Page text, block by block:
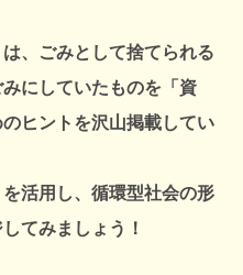
、ごみとして捨てられる
にしていたものを「資
ヒントを沢山掲載してい
を活用し、循環型社会の形
てみましょう！